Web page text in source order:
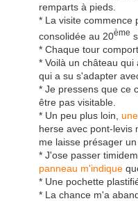
remparts à pieds.
* La visite commence
consolidée au 20ème
* Chaque tour
* Voilà un château
qui a su s'adapter
* Je pressens que ce
être pas visitable.
* Un peu plus loin,
herse avec pont-levis
me laisse présager
* J'ose passer
panneau m'indique
* Une pochette
* La chance m'a